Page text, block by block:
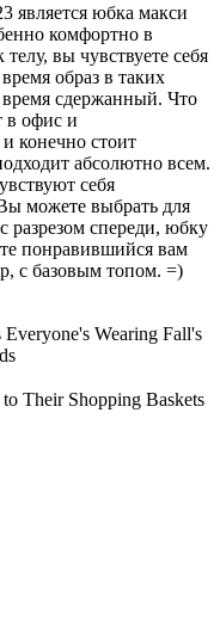
является юбка макси
комфортно в
вы чувствуете себя
образ в таких
сдержанный. Что
в офис и
конечно стоит
абсолютно всем.
себя
можете выбрать для
спереди, юбку
понравившийся вам
с базовым топом. =)